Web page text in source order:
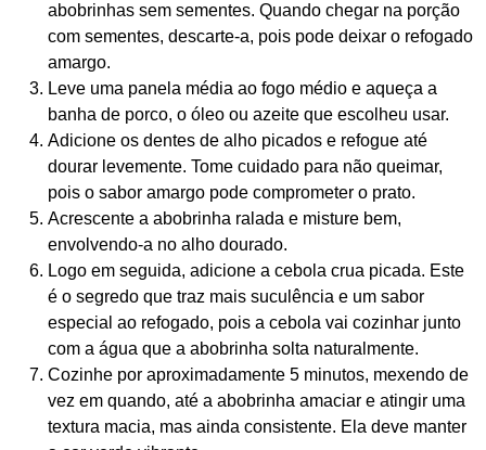
abobrinhas sem sementes. Quando chegar na porção
com sementes, descarte-a, pois pode deixar o refogado
amargo.
Leve uma panela média ao fogo médio e aqueça a
banha de porco, o óleo ou azeite que escolheu usar.
Adicione os dentes de alho picados e refogue até
dourar levemente. Tome cuidado para não queimar,
pois o sabor amargo pode comprometer o prato.
Acrescente a abobrinha ralada e misture bem,
envolvendo-a no alho dourado.
Logo em seguida, adicione a cebola crua picada. Este
é o segredo que traz mais suculência e um sabor
especial ao refogado, pois a cebola vai cozinhar junto
com a água que a abobrinha solta naturalmente.
Cozinhe por aproximadamente 5 minutos, mexendo de
vez em quando, até a abobrinha amaciar e atingir uma
textura macia, mas ainda consistente. Ela deve manter